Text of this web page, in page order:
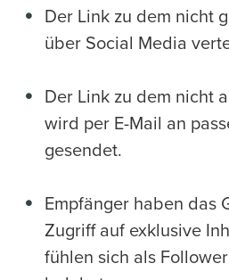
Der Link zu dem nicht
über Social Media
Der Link zu dem nicht
wird per E-Mail an
gesendet.
Empfänger haben das
Zugriff auf exklusive
fühlen sich als